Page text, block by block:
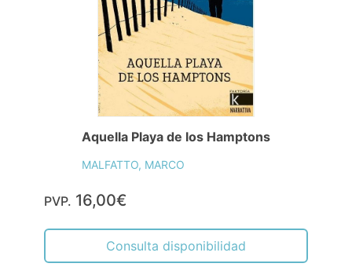
Aquella Playa de los Hamptons
MALFATTO, MARCO
PVP. 16,00€
Consulta disponibilidad